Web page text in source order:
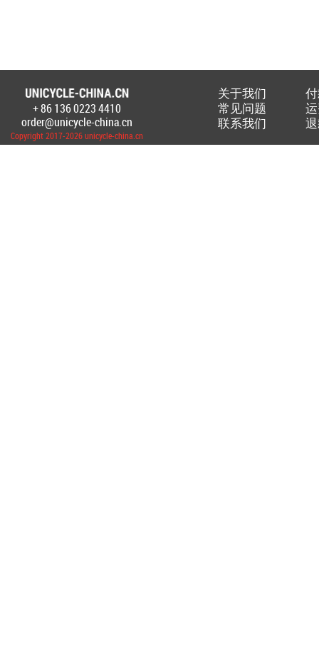
+ 86 136 0223 4410
order@unicycle-china.cn
Copyright 2017-2026 unicycle-china.cn
关于我们
常见问题
联系我们
Создание Интернет-магазина